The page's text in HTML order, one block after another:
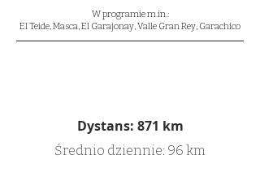
W programie m.in.:
El Teide, Masca, El Garajonay, Valle Gran Rey, Garachico
Dystans: 871 km
Średnio dziennie: 96 km